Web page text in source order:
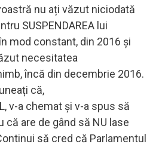
nu ați văzut niciodată
SUSPENDAREA lui
mod constant, din 2016 și
necesitatea
încă din decembrie 2016.
că,
v-a chemat și v-a spus să
că are de gând să NU lase
să cred că Parlamentul